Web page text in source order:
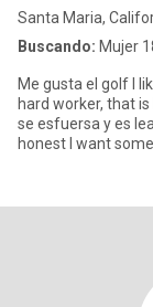
Santa Maria,
Buscando: Mujer
Me gusta el golf I
hard worker, that is loyal and
se esfuersa y es
honest I want